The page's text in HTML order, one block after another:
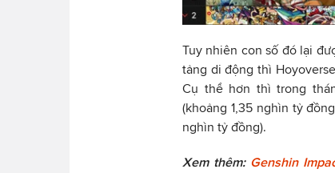
Tuy nhiên con số đó lại
tảng di động thì
Cụ thể hơn thì trong
(khoảng 1,35 nghìn tỷ
nghìn tỷ đồng).
Xem thêm: Genshin